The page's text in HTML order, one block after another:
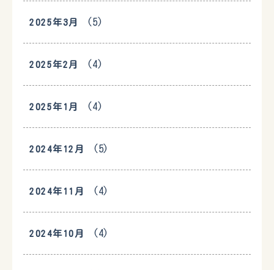
2025年3月 (5)
2025年2月 (4)
2025年1月 (4)
2024年12月 (5)
2024年11月 (4)
2024年10月 (4)